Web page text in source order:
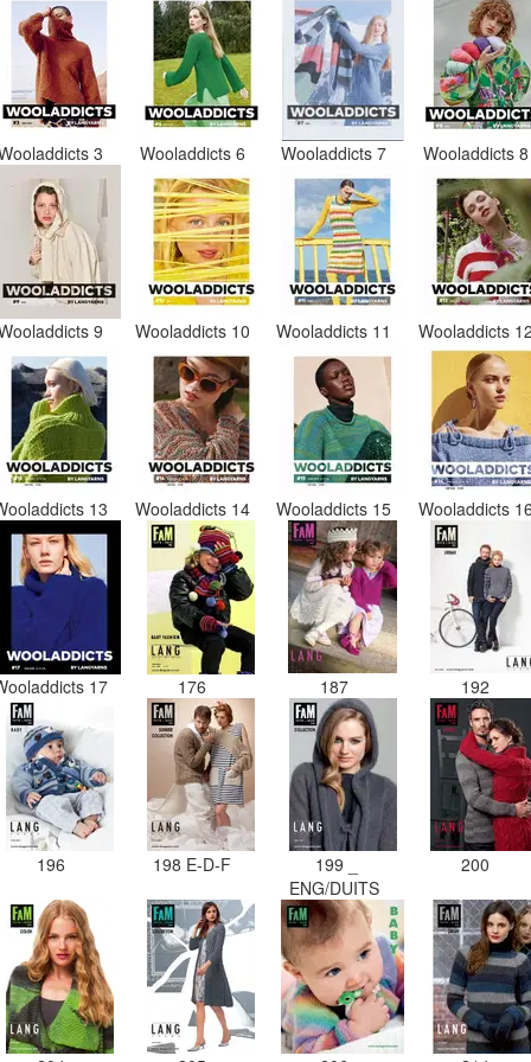
3 Wooladdicts 6 Wooladdicts 7 Wooladdicts
9 Wooladdicts 10 Wooladdicts 11 Wooladdicts
13 Wooladdicts 14 Wooladdicts 15 Wooladdicts
17 176 187 192
196 198 E-D-F
199 _
ENG/DUITS
200